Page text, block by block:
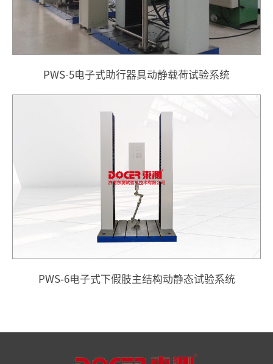
PWS-5电子式助行器具动静载荷试验系统
PWS-6电子式下假肢主结构动静态试验系统